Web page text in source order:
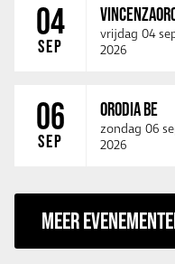
04
SEP
vrijdag 04
2026
06
SEP
ORODIA BE
zondag 06
2026
MEER